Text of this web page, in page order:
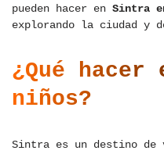
pueden hacer en Sintra
explorando la ciudad y
¿Qué
niños?
Sintra es un destino